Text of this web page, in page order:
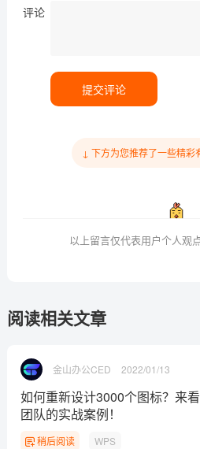
评论
提交评论
↓ 下方为您推荐了一些精彩
以上留言仅代表用户个人观
阅读相关文章
金山办公CED 2022/01/13
如何重新设计3000个图标？来
团队的实战案例！
稍后阅读 WPS